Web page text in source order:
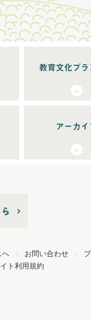
教育文化プ
アーカ
へ | お問い合わせ |
ト利用規約